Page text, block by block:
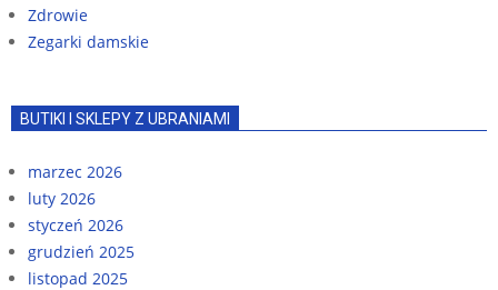
Zdrowie
Zegarki damskie
BUTIKI I SKLEPY Z UBRANIAMI
marzec 2026
luty 2026
styczeń 2026
grudzień 2025
listopad 2025